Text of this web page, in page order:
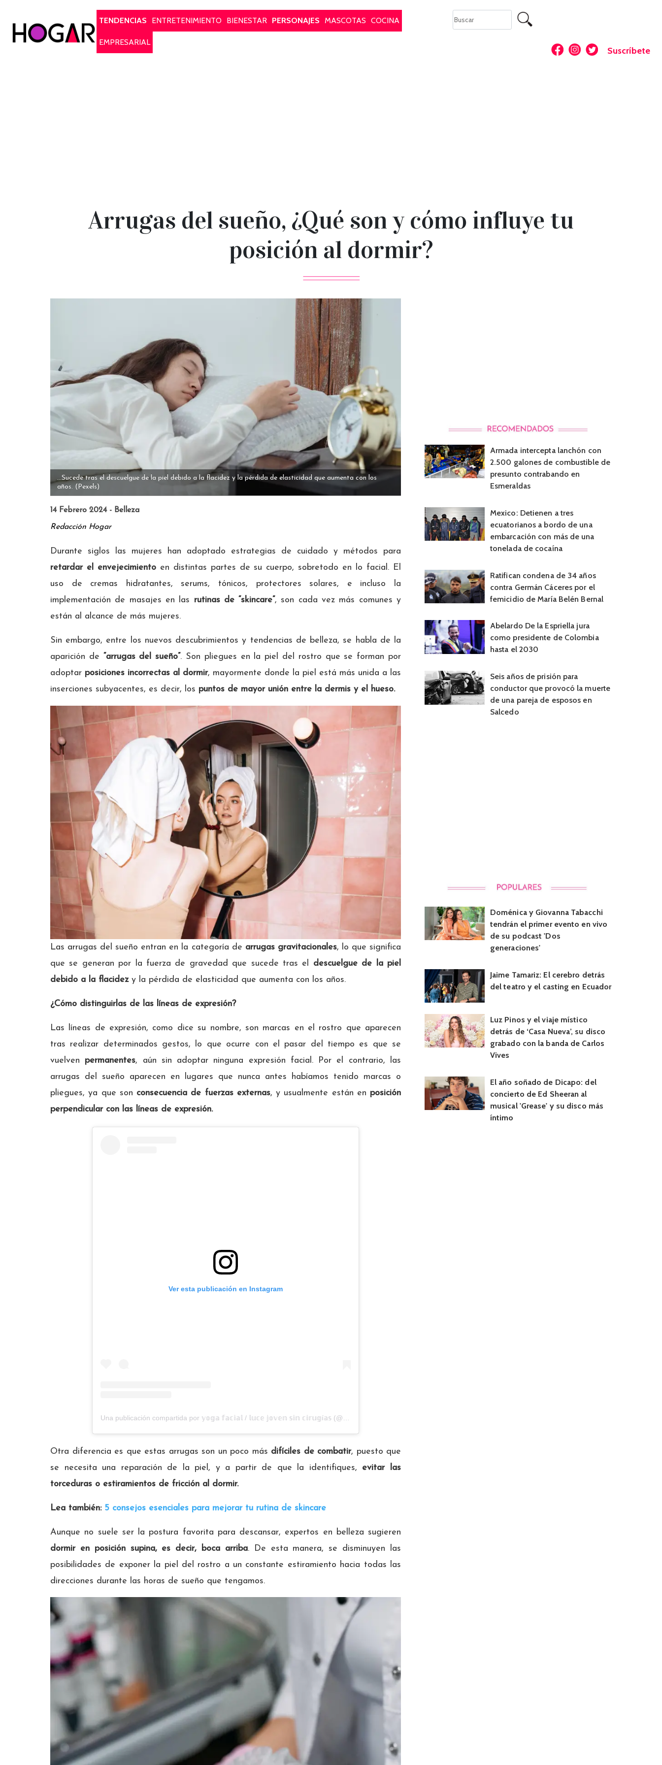
TENDENCIAS
ENTRETENIMIENTO BIENESTAR PERSONAJES MASCOTAS COCINA
EMPRESARIAL
Suscríbete
Arrugas del sueño, ¿Qué son y cómo influye tu
posición al dormir?
...Sucede tras el descuelgue de la piel debido a la flacidez y la pérdida de elasticidad que aumenta con los
años. (Pexels)
14 Febrero 2024 - Belleza
Redacción Hogar
Durante siglos las mujeres han adoptado estrategias de cuidado y métodos para
retardar el envejecimientoen distintas partes de su cuerpo, sobretodo en lo facial. El
uso de cremas hidratantes, serums, tónicos, protectores solares, e incluso la
implementación de masajes en las rutinas de “skincare”, son cada vez más comunes y
están al alcance de más mujeres.
Sin embargo, entre los nuevos descubrimientos y tendencias de belleza, se habla de la
aparición de “arrugas del sueño”. Son pliegues en la piel del rostro que se forman por
adoptar posiciones incorrectas al dormir, mayormente donde la piel está más unida a las
inserciones subyacentes, es decir, los puntos de mayor unión entre la dermis y el hueso.
Las arrugas del sueño entran en la categoría de arrugas gravitacionales, lo que significa
que se generan por la fuerza de gravedad que sucede tras el descuelgue de la piel
debido a la flacidezy la pérdida de elasticidad que aumenta con los años.
¿Cómo distinguirlas de las líneas de expresión?
Las líneas de expresión, como dice su nombre, son marcas en el rostro que aparecen
tras realizar determinados gestos, lo que ocurre con el pasar del tiempo es que se
vuelven permanentes, aún sin adoptar ninguna expresión facial. Por el contrario, las
arrugas del sueño aparecen en lugares que nunca antes habíamos tenido marcas o
pliegues, ya que son consecuencia de fuerzas externas, y usualmente están en posición
perpendicular con las líneas de expresión.
Ver esta publicación en Instagram
Otra diferencia es que estas arrugas son un poco más difíciles de combatir, puesto que
se necesita una reparación de la piel, y a partir de que la identifiques, evitar las
torceduras o estiramientos de fricción al dormir.
Lea también: 5 consejos esenciales para mejorar tu rutina de skincare
Aunque no suele ser la postura favorita para descansar, expertos en belleza sugieren
dormir en posición supina, es decir, boca arriba. De esta manera, se disminuyen las
posibilidades de exponer la piel del rostro a un constante estiramiento hacia todas las
direcciones durante las horas de sueño que tengamos.
Armada intercepta lanchón con
2.500 galones de combustible de
presunto contrabando en
Esmeraldas
Mexico: Detienen a tres
ecuatorianos a bordo de una
embarcación con más de una
tonelada de cocaína
Ratifican condena de 34 años
contra Germán Cáceres por el
femicidio de María Belén Bernal
Abelardo De la Espriella jura
como presidente de Colombia
hasta el 2030
Seis años de prisión para
conductor que provocó la muerte
de una pareja de esposos en
Salcedo
Doménica y Giovanna Tabacchi
tendrán el primer evento en vivo
de su podcast 'Dos
generaciones'
Jaime Tamariz: El cerebro detrás
del teatro y el casting en Ecuador
Luz Pinos y el viaje místico
detrás de ‘Casa Nueva’, su disco
grabado con la banda de Carlos
Vives
El año soñado de Dicapo: del
concierto de Ed Sheeran al
musical 'Grease' y su disco más
íntimo